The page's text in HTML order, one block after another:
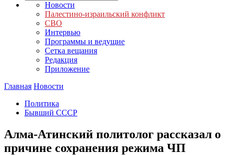
Новости
Палестино-израильский конфликт
СВО
Интервью
Программы и ведущие
Сетка вещания
Редакция
Приложение
Главная Новости
Политика
Бывший СССР
Алма-Атинский политолог рассказал о
причине сохранения режима ЧП